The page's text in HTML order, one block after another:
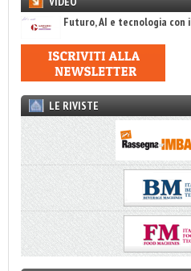
Futuro, AI e tecnologia con
LE RIVISTE